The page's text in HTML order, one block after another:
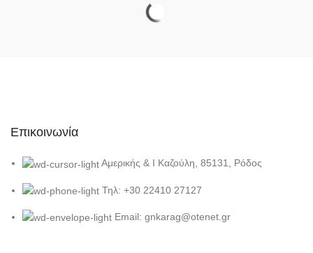
Επικοινωνία
Αμερικής & Ι Καζούλη, 85131, Ρόδος
Τηλ: +30 22410 27127
Email: gnkarag@otenet.gr